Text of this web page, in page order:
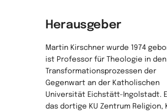
Herausgeber
Martin Kirschner wurde 1974
ist Professor für Theologie in den
Transformationsprozessen der
Gegenwart an der Katholischen
Universität Eichstätt-Ingolstadt.
das dortige KU Zentrum Religion,